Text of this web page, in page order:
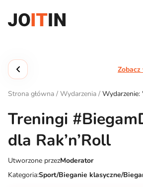
treści
Funkcjonalność
Kontakt
Pobierz
Strona główna / Wydarzenia / Wydarzenie:
Treningi
dla Rak’n’Roll
Utworzone przezModerator
Kategoria:Sport/Bieganie klasyczne/